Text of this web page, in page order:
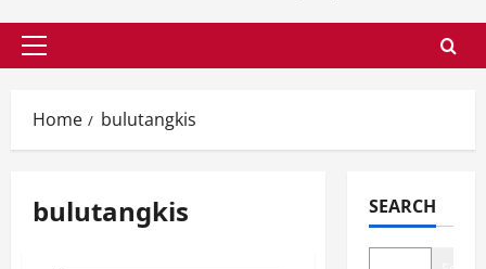
Primary
Home bulutangkis
bulutangkis SEARCH